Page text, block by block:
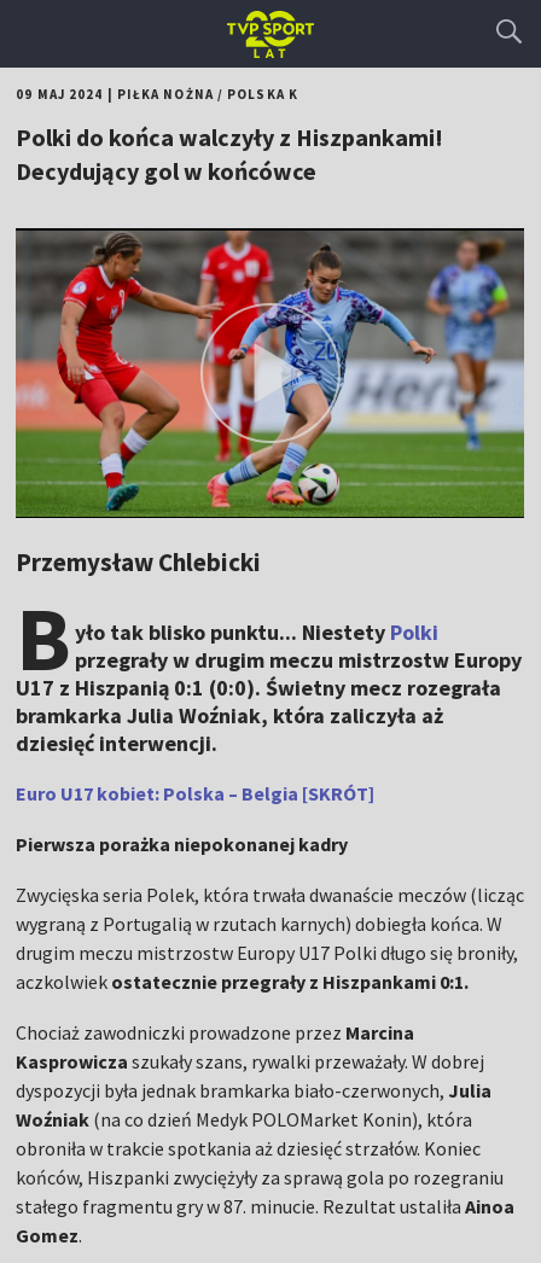
09 MAJ 2024 PIŁKA NOŻNA/ POLSKA K
Polki do końca walczyły z Hiszpankami!
Decydujący gol w końcówce
Przemysław Chlebicki
B yło tak blisko punktu... Niestety Polki
przegrały w drugim meczu mistrzostw Europy
U17 z Hiszpanią 0:1 (0:0). Świetny mecz rozegrała
bramkarka Julia Woźniak, która zaliczyła aż
dziesięć interwencji.
Euro U17 kobiet: Polska – Belgia [SKRÓT]
Pierwsza porażka niepokonanej kadry
Zwycięska seria Polek, która trwała dwanaście meczów (licząc
wygraną z Portugalią w rzutach karnych) dobiegła końca. W
drugim meczu mistrzostw Europy U17 Polki długo się broniły,
aczkolwiek ostatecznie przegrały z Hiszpankami 0:1.
Chociaż zawodniczki prowadzone przez Marcina
Kasprowicza szukały szans, rywalki przeważały. W dobrej
dyspozycji była jednak bramkarka biało-czerwonych, Julia
Woźniak (na co dzień Medyk POLOMarket Konin), która
obroniła w trakcie spotkania aż dziesięć strzałów. Koniec
końców, Hiszpanki zwyciężyły za sprawą gola po rozegraniu
stałego fragmentu gry w 87. minucie. Rezultat ustaliłaAinoa
Gomez.